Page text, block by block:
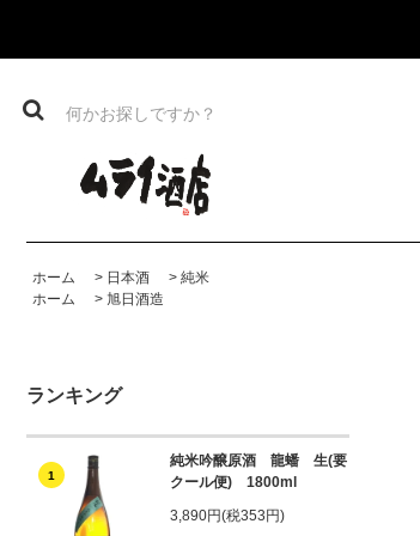
ホーム > 日本酒 > 純米
ホーム
> 旭日酒造
ランキング
1
純米吟醸原酒 龍蟠 生(要
クール便) 1800ml
3,890円(税353円)